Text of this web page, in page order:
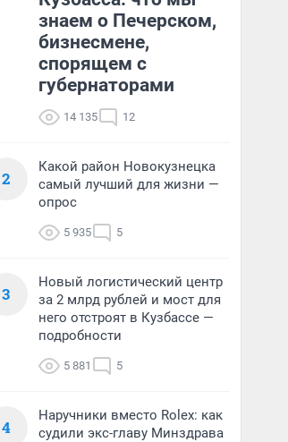
знаем о Печерском,
бизнесмене,
спорящем с
губернаторами
14 135 12
2
Какой район Новокузнецка
самый лучший для жизни —
опрос
5 935 5
3
Новый логистический центр
за 2 млрд рублей и мост для
него отстроят в Кузбассе —
подробности
5 881 5
4
Наручники вместо Rolex: как
судили экс-главу Минздрава